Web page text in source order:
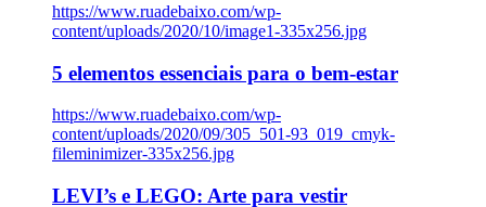
https://www.ruadebaixo.com/wp-
content/uploads/2020/10/image1-335x256.jpg
5 elementos essenciais para o bem-estar
https://www.ruadebaixo.com/wp-
content/uploads/2020/09/305_501-93_019_cmyk-
fileminimizer-335x256.jpg
LEVI’s e LEGO: Arte para vestir